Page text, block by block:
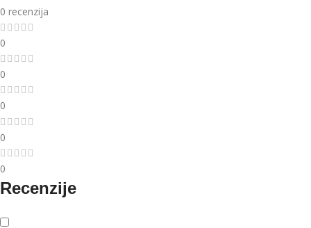
0 recenzija
0
0
0
0
0
Recenzije